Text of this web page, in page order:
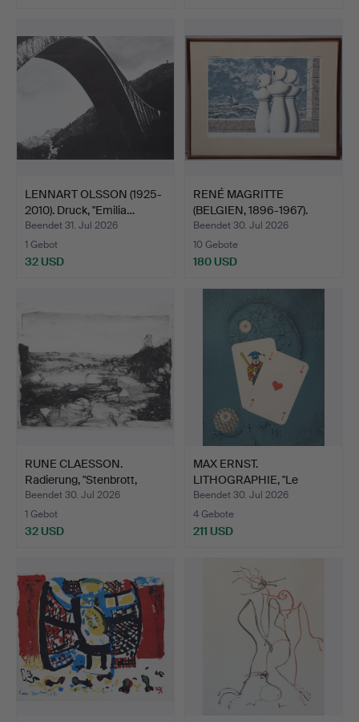
LENNART OLSSON (1925-
2010). Druck, "Emilia…
Beendet 31. Jul 2026
1 Gebot
32 USD
RENÉ MAGRITTE
(BELGIEN, 1896-1967).
NACH. …
Beendet 30. Jul 2026
10 Gebote
180 USD
RUNE CLAESSON.
Radierung, "Stenbrott,
Ölan…
Beendet 30. Jul 2026
1 Gebot
32 USD
MAX ERNST.
LITHOGRAPHIE, "Le
Surreallisme"…
Beendet 30. Jul 2026
4 Gebote
211 USD